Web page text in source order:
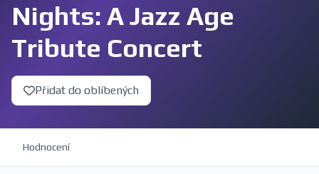
Nights: A Jazz Age
Tribute Concert
Přidat do oblíbených
Hodnocení